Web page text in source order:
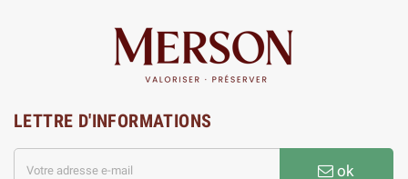
LETTRE D'INFORMATIONS
ok